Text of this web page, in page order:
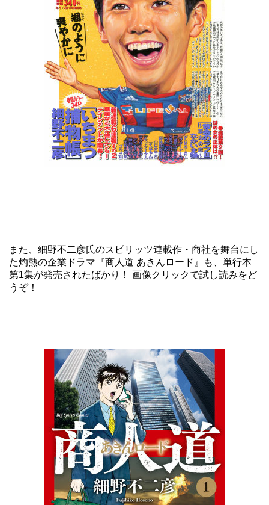
また、細野不二彦氏のスピリッツ連載作・商社を舞台にし
た灼熱の企業ドラマ 『商人道 あきんロード』
も、単行本
第1集が発売されたばかり！ 画像クリックで試し読みをど
うぞ！